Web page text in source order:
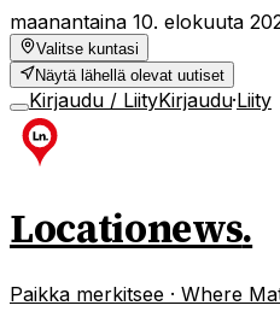
maanantaina 10. elokuuta
Valitse kuntasi
Näytä lähellä olevat uutiset
Kirjaudu / LiityKirjaudu·Liity
Locationews.
Paikka merkitsee · Where